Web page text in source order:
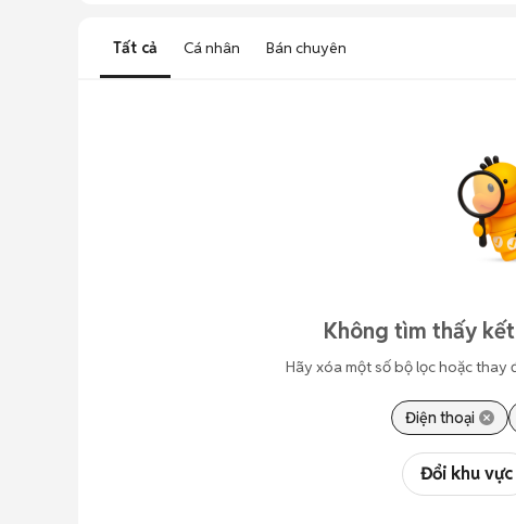
Tất cả Cá nhân Bán chuyên
Không tìm thấy
Hãy xóa một số bộ lọc hoặc thay
Điện thoại
Đổi khu vực